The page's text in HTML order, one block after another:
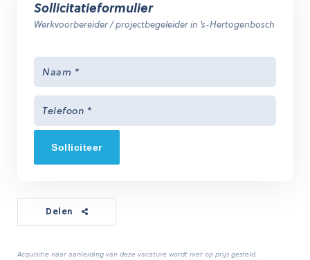
Sollicitatieformulier
Werkvoorbereider / projectbegeleider in 's-Hertogenbosch
Solliciteer
Delen
Acquisitie naar aanleiding van deze vacature wordt niet op prijs gesteld.